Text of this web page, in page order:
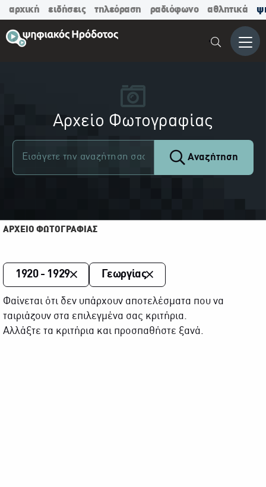
αρχική ειδήσεις τηλεόραση ραδιόφωνο αθλητικά
Μενού
Αρχείο Φωτογραφίας
Αναζήτηση
ΑΡΧΕΙΟ ΦΩΤΟΓΡΑΦΙΑΣ
1920 - 1929 Γεωργίας
Φαίνεται ότι δεν υπάρχουν αποτελέσματα που να
ταιριάζουν στα επιλεγμένα σας κριτήρια.
Αλλάξτε τα κριτήρια και προσπαθήστε ξανά.